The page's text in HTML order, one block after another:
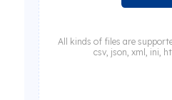
All kinds of files are
csv, json, xml, ini,